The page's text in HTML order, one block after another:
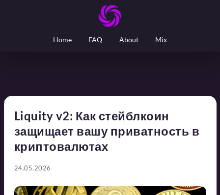
Home FAQ About Mix
Liquity v2: Как стейблкоин
защищает вашу приватность в
криптовалютах
24.05.2026